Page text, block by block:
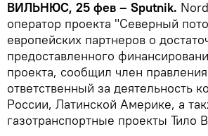
ВИЛЬНЮС, 25 фев – Sputnik.
оператор проекта "Северный
европейских партнеров о
предоставленного
проекта, сообщил член
ответственный за деятельность
России, Латинской Америке, а
газотранспортные проекты Тило